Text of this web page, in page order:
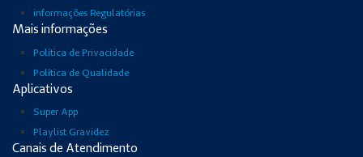
informações Regulatórias
Mais informações
Política de Privacidade
Política de Qualidade
Aplicativos
Super App
Playlist Gravidez
Canais de Atendimento